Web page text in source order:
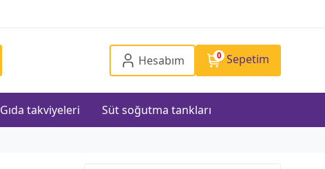
Hesabım 0 Sepetim
Gıda takviyeleri Süt soğutma tankları